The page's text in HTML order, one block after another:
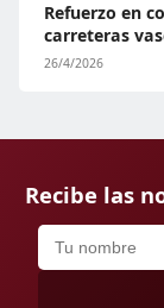
Refuerzo en
carreteras
26/4/2026
Recibe las